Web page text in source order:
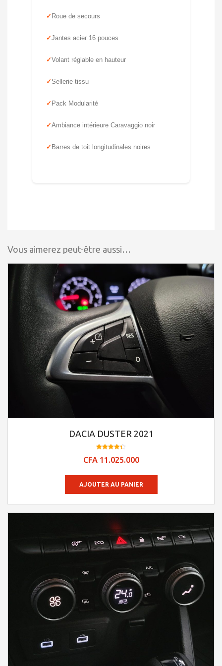
Roue de secours
Jantes acier 16 pouces
Volant réglable en hauteur
Sellerie tissu
Pack Modularité
Ambiance intérieure Caravaggio noir
Barres de toit longitudinales noires
Vous aimerez peut-être aussi…
DACIA DUSTER 2021
4.29
CFA11.025.000
AJOUTER AU PANIER